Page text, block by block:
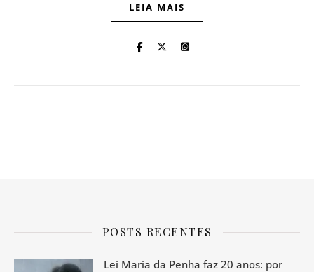
LEIA MAIS
POSTS RECENTES
Lei Maria da Penha faz 20 anos: por